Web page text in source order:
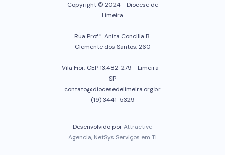
Copyright © 2024 - Diocese de
Limeira
Rua Profª. Anita Concilia B.
Clemente dos Santos, 260
Vila Fior, CEP 13.482-279 - Limeira -
SP
contato@diocesedelimeira.org.br
(19) 3441-5329
Desenvolvido porAttractive
Agencia, NetSys Serviços em TI